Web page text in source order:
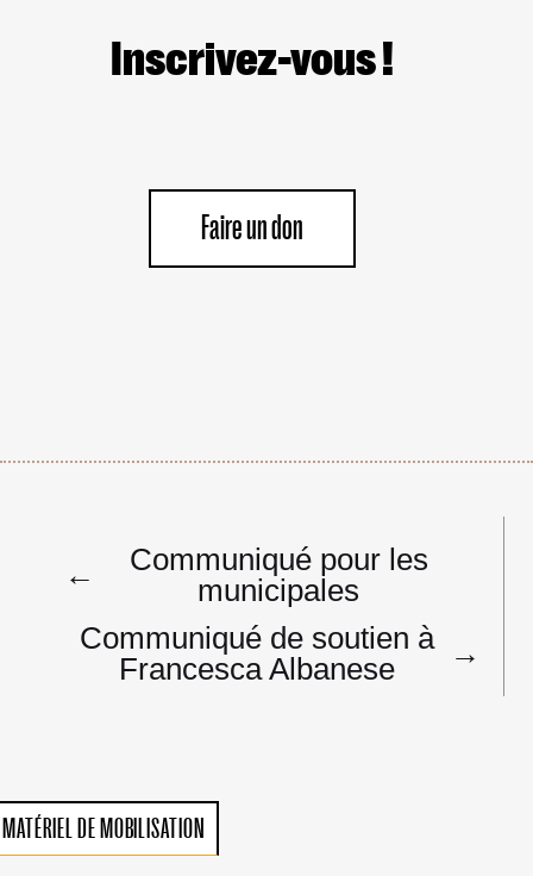
Inscrivez-vous !
Faire un don
Navigation
de
←
Communiqué pour les
municipales
Communiqué de soutien à
Francesca Albanese
→
MATÉRIEL DE MOBILISATION